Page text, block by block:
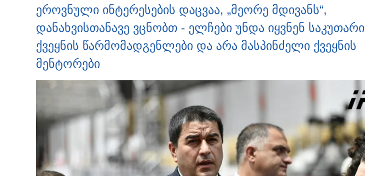
ეროვნული ინტერესების დაცვაა, „მეორე მდივანს“,
დანახვისთანავე ვცნობთ - ელჩები უნდა იყვნენ საკუთარი
ქვეყნის წარმომადგენლები და არა მასპინძელი ქვეყნის
მენტორები